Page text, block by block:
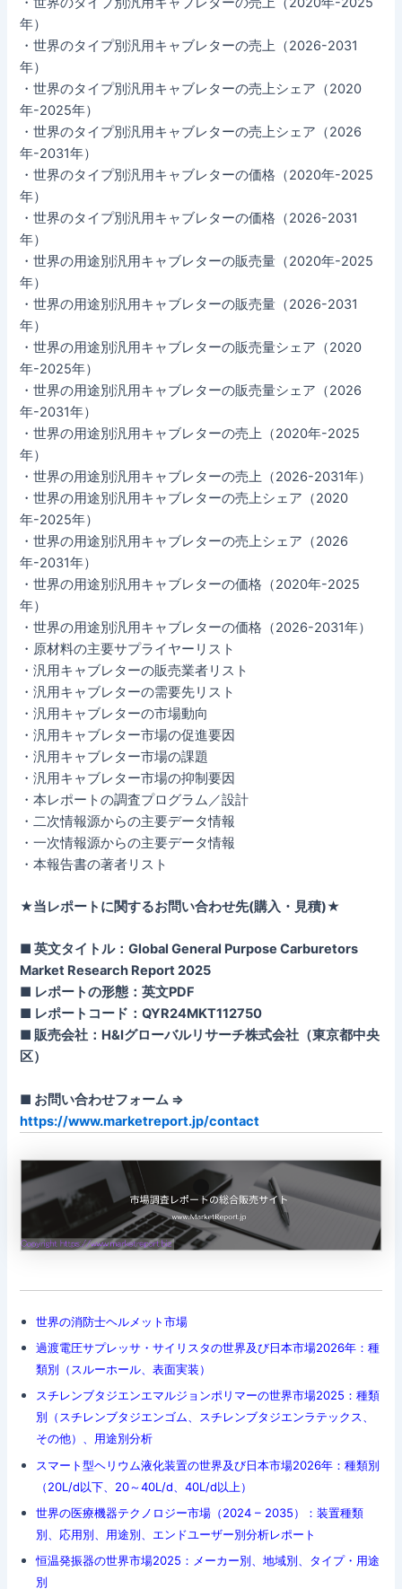
年）
・世界のタイプ別汎用キャブレターの売上（2026-2031
年）
・世界のタイプ別汎用キャブレターの売上シェア（2020
年-2025年）
・世界のタイプ別汎用キャブレターの売上シェア（2026
年-2031年）
・世界のタイプ別汎用キャブレターの価格（2020年-2025
年）
・世界のタイプ別汎用キャブレターの価格（2026-2031
年）
・世界の用途別汎用キャブレターの販売量（2020年-2025
年）
・世界の用途別汎用キャブレターの販売量（2026-2031
年）
・世界の用途別汎用キャブレターの販売量シェア（2020
年-2025年）
・世界の用途別汎用キャブレターの販売量シェア（2026
年-2031年）
・世界の用途別汎用キャブレターの売上（2020年-2025
年）
・世界の用途別汎用キャブレターの売上（2026-2031年）
・世界の用途別汎用キャブレターの売上シェア（2020
年-2025年）
・世界の用途別汎用キャブレターの売上シェア（2026
年-2031年）
・世界の用途別汎用キャブレターの価格（2020年-2025
年）
・世界の用途別汎用キャブレターの価格（2026-2031年）
・原材料の主要サプライヤーリスト
・汎用キャブレターの販売業者リスト
・汎用キャブレターの需要先リスト
・汎用キャブレターの市場動向
・汎用キャブレター市場の促進要因
・汎用キャブレター市場の課題
・汎用キャブレター市場の抑制要因
・本レポートの調査プログラム／設計
・二次情報源からの主要データ情報
・一次情報源からの主要データ情報
・本報告書の著者リスト
★当レポートに関するお問い合わせ先(購入・見積)★
■ 英文タイトル：Global General Purpose Carburetors
Market Research Report 2025
■ レポートの形態：英文PDF
■ レポートコード：QYR24MKT112750
■ 販売会社：H&Iグローバルリサーチ株式会社（東京都中央
区）
■ お問い合わせフォーム ⇒
https://www.marketreport.jp/contact
世界の消防士ヘルメット市場
過渡電圧サプレッサ・サイリスタの世界及び日本市場2026年：種
類別（スルーホール、表面実装）
スチレンブタジエンエマルジョンポリマーの世界市場2025：種類
別（スチレンブタジエンゴム、スチレンブタジエンラテックス、
その他）、用途別分析
スマート型ヘリウム液化装置の世界及び日本市場2026年：種類別
（20L/d以下、20～40L/d、40L/d以上）
世界の医療機器テクノロジー市場（2024 – 2035）：装置種類
別、応用別、用途別、エンドユーザー別分析レポート
恒温発振器の世界市場2025：メーカー別、地域別、タイプ・用途
別